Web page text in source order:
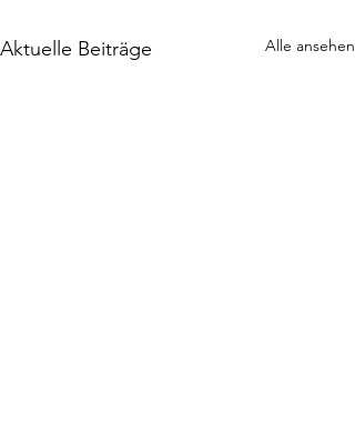
Aktuelle Beiträge Alle ansehen